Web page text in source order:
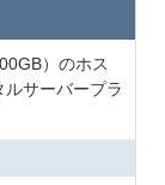
）のホス
サーバープラ